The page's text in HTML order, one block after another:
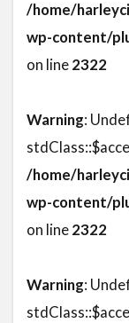
/home/
wp-content/
on line2322
Warning:
/home/
wp-content/
on line2322
Warning: